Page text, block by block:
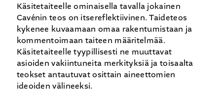
Käsitetaiteelle ominaisella tavalla jokainen
Cavénin teos on itsereflektiivinen. Taideteos
kykenee kuvaamaan omaa rakentumistaan ja
kommentoimaan taiteen määritelmää.
Käsitetaiteelle tyypillisesti ne muuttavat
asioiden vakiintuneita merkityksiä ja toisaalta
teokset antautuvat osittain aineettomien
ideoiden välineeksi.